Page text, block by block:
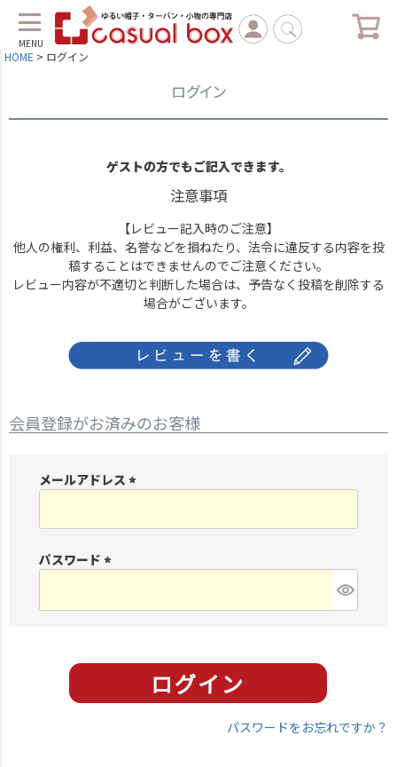
MENU
HOME ログイン
ログイン
ゲストの方でもご記入できます。
注意事項
【レビュー記入時のご注意】
他人の権利、利益、名誉などを損ねたり、法令に違反する内容を投
稿することはできませんのでご注意ください。
レビュー内容が不適切と判断した場合は、予告なく投稿を削除する
場合がございます。
会員登録がお済みのお客様
メールアドレス
パスワード
パスワードをお忘れですか？